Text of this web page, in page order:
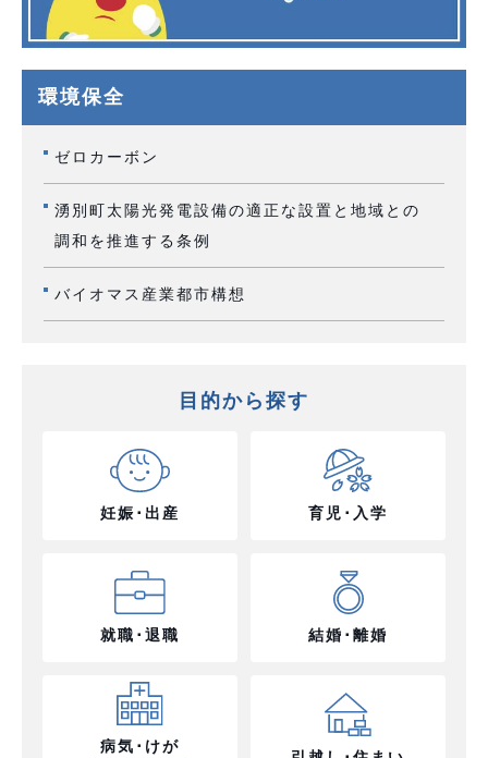
環境保全
ゼロカーボン
湧別町太陽光発電設備の適正な設置と地域との
調和を推進する条例
バイオマス産業都市構想
目的から探す
妊娠･出産 育児･入学
就職･退職 結婚･離婚
病気･けが